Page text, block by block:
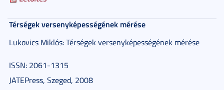
Térségek versenyképességének mérése
Lukovics Miklós: Térségek versenyképességének mérése
ISSN: 2061-1315
JATEPress, Szeged, 2008